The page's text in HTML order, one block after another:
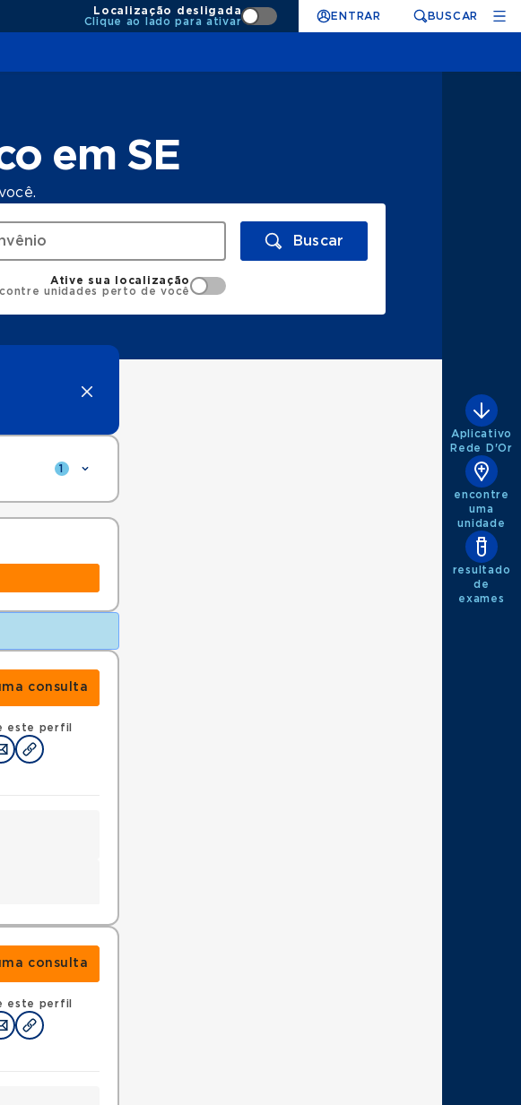
Localização desligada
Clique ao lado para ativar
ENTRAR BUSCAR
em SE
Buscar
Ative sua localização
unidades perto de você
1
consulta
este perfil
consulta
este perfil
Aplicativo
Rede D'Or
encontre
uma
unidade
resultado
de
exames